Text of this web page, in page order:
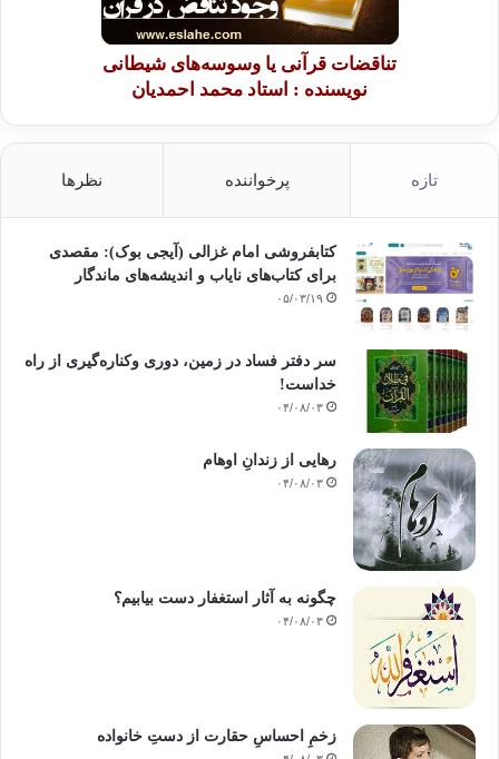
تناقضات قرآنی یا وسوسه‌های شیطانی
نویسنده : استاد محمد احمدیان
تازه پرخواننده نظرها
کتابفروشی امام غزالی (آیجی بوک): مقصدی
برای کتاب‌های نایاب و اندیشه‌های ماندگار
۰۵/۰۳/۱۹
سر دفتر فساد در زمین‌، دوری وکناره‌گیری از راه
خداست‌!
۰۴/۰۸/۰۳
رهایی از زندانِ اوهام
۰۴/۰۸/۰۳
چگونه به آثار استغفار دست بیابیم؟
۰۴/۰۸/۰۳
زخمِ احساسِ حقارت از دستِ خانواده